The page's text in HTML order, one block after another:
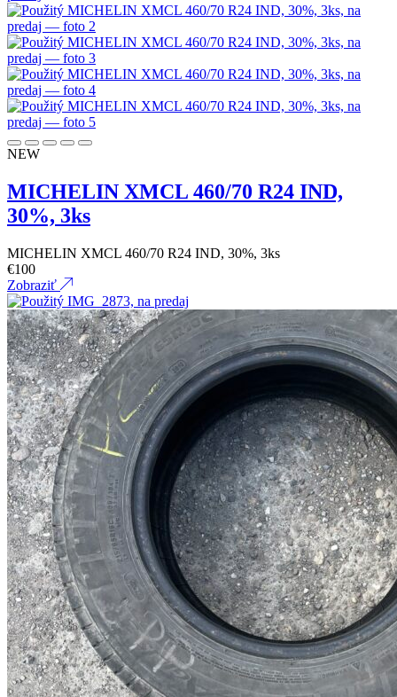
NEW
MICHELIN XMCL 460/70 R24 IND,
30%, 3ks
MICHELIN XMCL 460/70 R24 IND, 30%, 3ks
€100
Zobraziť